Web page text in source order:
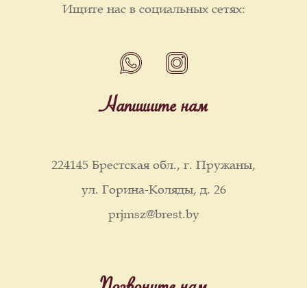
Ищите нас в социальных сетях:
Напишите нам
224145 Брестская обл., г. Пружаны,
ул. Горина-Коляды, д. 26
prjmsz@brest.by